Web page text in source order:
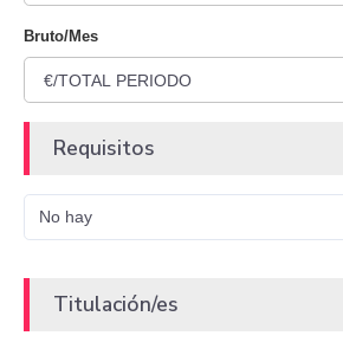
Bruto/Mes
Requisitos
No hay
Titulación/es